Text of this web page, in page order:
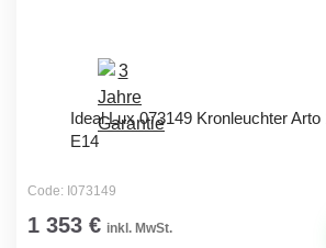
Ideal Lux 073149 Kronleuchter Arto
E14
Code: I073149
1 353 € inkl. MwSt.